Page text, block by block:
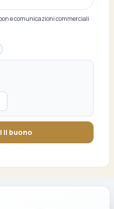
e comunicazioni commerciali
il buono